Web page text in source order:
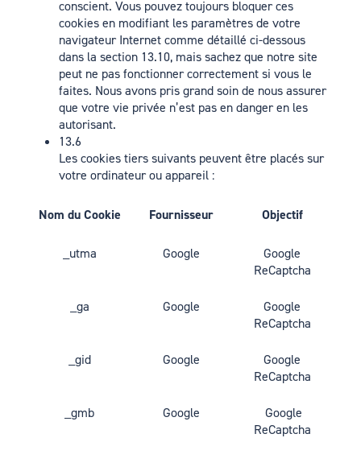
conscient. Vous pouvez toujours bloquer ces
cookies en modifiant les paramètres de votre
navigateur Internet comme détaillé ci-dessous
dans la section 13.10, mais sachez que notre site
peut ne pas fonctionner correctement si vous le
faites. Nous avons pris grand soin de nous assurer
que votre vie privée n’est pas en danger en les
autorisant.
13.6
Les cookies tiers suivants peuvent être placés sur
votre ordinateur ou appareil :
Nom du Cookie Fournisseur Objectif
_utma Google
Google
ReCaptcha
_ga Google
Google
ReCaptcha
_gid Google
Google
ReCaptcha
_gmb Google
Google
ReCaptcha